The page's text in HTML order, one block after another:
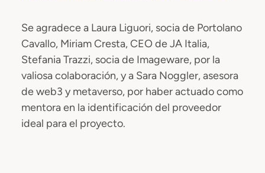
Se agradece a Laura Liguori, socia de Portolano
Cavallo, Miriam Cresta, CEO de JA Italia,
Stefania Trazzi, socia de Imageware, por la
valiosa colaboración, y a Sara Noggler, asesora
de web3 y metaverso, por haber actuado como
mentora en la identificación del proveedor
ideal para el proyecto.